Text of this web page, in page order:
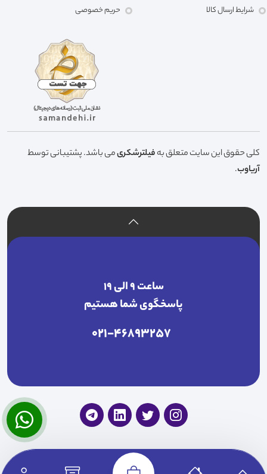
شرایط ارسال کالا
حریم خصوصی
کلی حقوق این سایت متعلق بهفیلترشکریمی باشد. پشتیبانی توسط
آریاوب.
ساعت ۹ الی ۱۹
پاسخگوی شما هستیم
021-46893257